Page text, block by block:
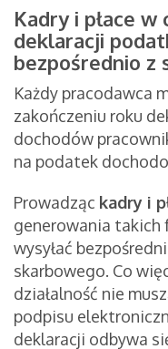
Kadry i płace w
deklaracji
bezpośrednio z
Każdy pracodawca
zakończeniu roku
dochodów
na podatek
Prowadząc kadry i
generowania takich
wysyłać
skarbowego. Co
działalność nie
podpisu
deklaracji odbywa